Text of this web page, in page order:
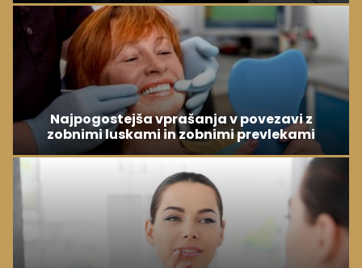
Najpogostejša vprašanja v povezavi z
zobnimi luskami in zobnimi prevlekami